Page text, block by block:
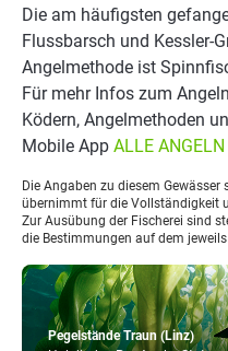
Pegelstände Traun (Linz)
Die am häufigsten
Flussbarsch und Kessler-
Angelmethode ist
Für mehr Infos zum
Ködern, Angelmethoden
Mobile App ALLE ANGELN
Die Angaben zu diesem
übernimmt für die Vollständigkeit
Zur Ausübung der Fischerei sind
die Bestimmungen auf dem